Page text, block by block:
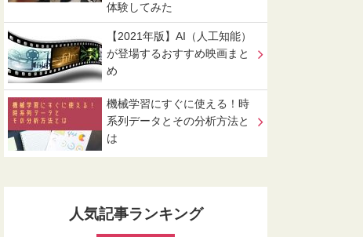
体験してみた
【2021年版】AI（人工知能）
が登場するおすすめ映画まと
め
機械学習にすぐに使える！時
系列データとその分析方法と
は
人気記事ランキング